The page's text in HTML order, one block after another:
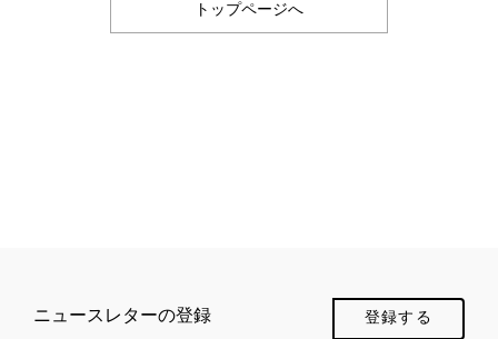
トップページへ
ニュースレターの登録 登録する